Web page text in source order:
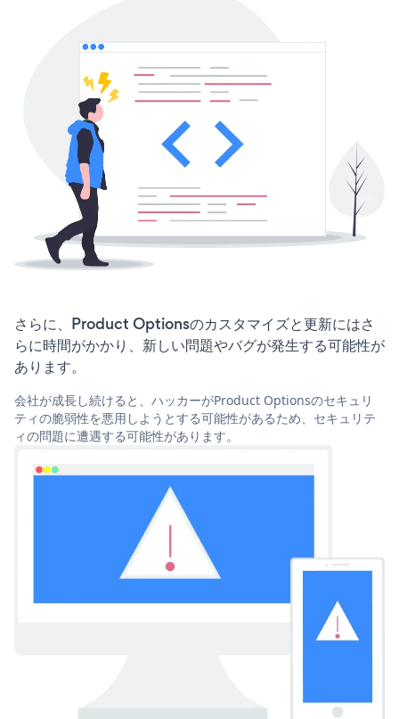
さらに、Product Optionsのカスタマイズと更新にはさ
らに時間がかかり、新しい問題やバグが発生する可能性が
あります。
会社が成長し続けると、ハッカーがProduct Optionsのセキュリ
ティの脆弱性を悪用しようとする可能性があるため、セキュリテ
ィの問題に遭遇する可能性があります。